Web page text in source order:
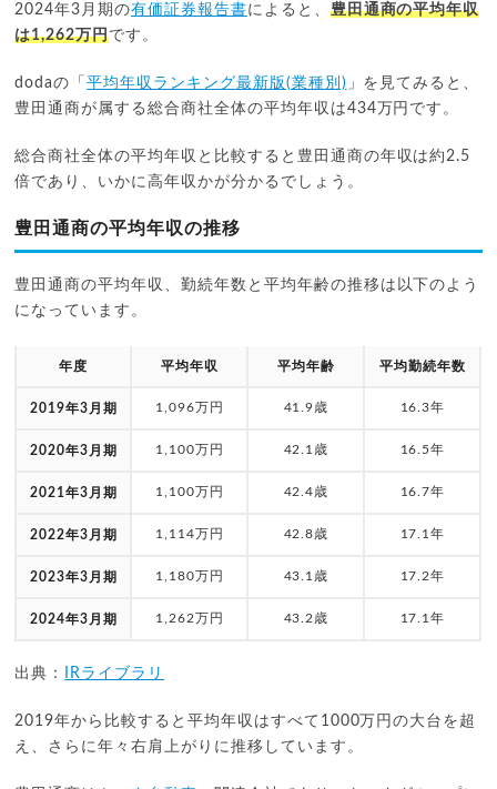
2024年3月期の有価証券報告書によると、 豊田通商の平均年収
は1,262万円です。
dodaの「平均年収ランキング最新版(業種別) 」を見てみると、
豊田通商が属する総合商社全体の平均年収は434万円です。
総合商社全体の平均年収と比較すると豊田通商の年収は約2.5
倍であり、いかに高年収かが分かるでしょう。
豊田通商の平均年収の推移
豊田通商の平均年収、勤続年数と平均年齢の推移は以下のよう
になっています。
年度 平均年収 平均年齢 平均勤続年数
2019年3月期 1,096万円 41.9歳 16.3年
2020年3月期 1,100万円 42.1歳 16.5年
2021年3月期 1,100万円 42.4歳 16.7年
2022年3月期 1,114万円 42.8歳 17.1年
2023年3月期 1,180万円 43.1歳 17.2年
2024年3月期 1,262万円 43.2歳 17.1年
出典： IRライブラリ
2019年から比較すると平均年収はすべて1000万円の大台を超
え、さらに年々右肩上がりに推移しています。